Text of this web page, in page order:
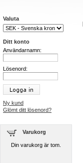
Valuta
Ditt konto
Användarnamn:
Lösenord:
Ny kund
Glömt ditt lösenord?
Varukorg
Din varukorg är tom.